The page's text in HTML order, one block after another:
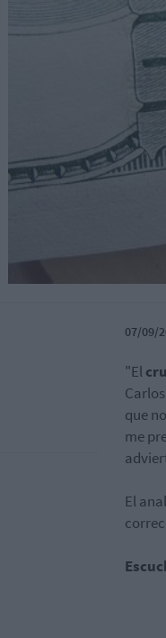
07/09/
"El
que
me
El